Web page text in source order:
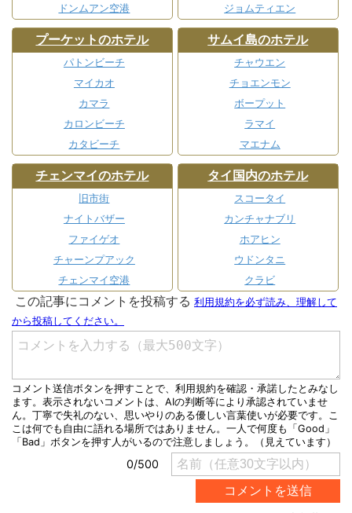
ドンムアン空港 ジョムティエン
プーケットのホテル
パトンビーチ
マイカオ
カマラ
カロンビーチ
カタビーチ
サムイ島のホテル
チャウエン
チョエンモン
ボープット
ラマイ
マエナム
チェンマイのホテル
旧市街
ナイトバザー
ファイゲオ
チャーンプアック
チェンマイ空港
タイ国内のホテル
スコータイ
カンチャナブリ
ホアヒン
ウドンタニ
クラビ